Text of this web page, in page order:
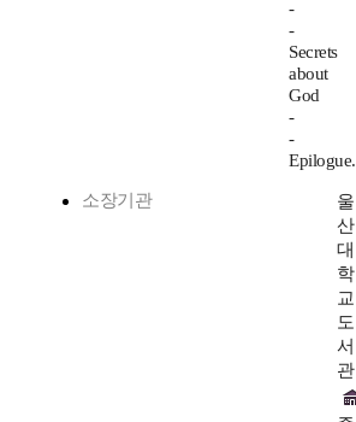
-
-
Secrets
about
God
-
-
Epilogue.
소장기관
울
산
대
학
교
도
서
관